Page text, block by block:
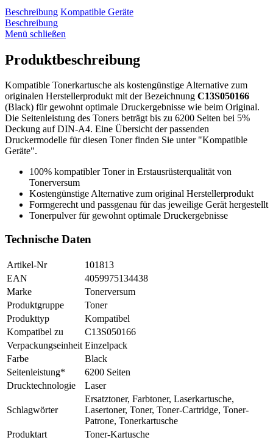
Beschreibung Kompatible Geräte
Beschreibung
Menü schließen
Produktbeschreibung
Kompatible Tonerkartusche als kostengünstige Alternative zum
originalen Herstellerprodukt mit der Bezeichnung C13S050166
(Black) für gewohnt optimale Druckergebnisse wie beim Original.
Die Seitenleistung des Toners beträgt bis zu 6200 Seiten bei 5%
Deckung auf DIN-A4. Eine Übersicht der passenden
Druckermodelle für diesen Toner finden Sie unter "Kompatible
Geräte".
100% kompatibler Toner in Erstausrüsterqualität von
Tonerversum
Kostengünstige Alternative zum original Herstellerprodukt
Formgerecht und passgenau für das jeweilige Gerät hergestellt
Tonerpulver für gewohnt optimale Druckergebnisse
Technische Daten
Artikel-Nr
101813
EAN
4059975134438
Marke
Tonerversum
Produktgruppe
Toner
Produkttyp
Kompatibel
Kompatibel zu
C13S050166
Verpackungseinheit Einzelpack
Farbe
Black
Seitenleistung*
6200 Seiten
Drucktechnologie
Laser
Schlagwörter
Ersatztoner, Farbtoner, Laserkartusche,
Lasertoner, Toner, Toner-Cartridge, Toner-
Patrone, Tonerkartusche
Produktart
Toner-Kartusche